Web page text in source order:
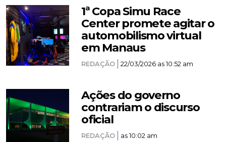
1ª Copa Simu Race
Center promete agitar o
automobilismo virtual
em Manaus
REDAÇÃO 22/03/2026 as 10:52 am
Ações do governo
contrariam o discurso
oficial
REDAÇÃO as 10:02 am